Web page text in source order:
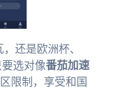
还是欧洲杯、
选对像番茄加速
限制，享受和国